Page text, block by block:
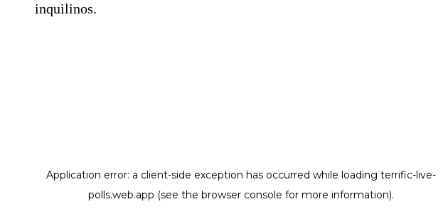
inquilinos.